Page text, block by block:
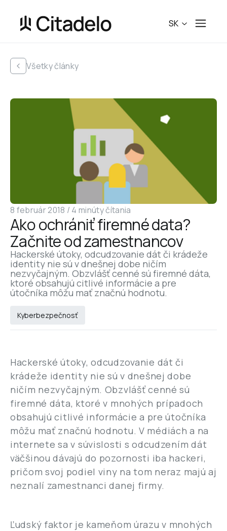
SK
Všetky články
8 február 2018 / 4 minúty čítania
Ako ochrániť firemné data?
Začnite od zamestnancov
Hackerské útoky, odcudzovanie dát či krádeže
identity nie sú v dnešnej dobe ničím
nezvyčajným. Obzvlášť cenné sú firemné dáta,
ktoré obsahujú citlivé informácie a pre
útočníka môžu mať značnú hodnotu.
Kyberbezpečnosť
Hackerské útoky, odcudzovanie dát či
krádeže identity nie sú v dnešnej dobe
ničím nezvyčajným. Obzvlášť cenné sú
firemné dáta, ktoré v mnohých prípadoch
obsahujú citlivé informácie a pre útočníka
môžu mať značnú hodnotu. V médiách a na
internete sa v súvislosti s odcudzením dát
väčšinou dávajú do pozornosti iba hackeri,
pričom svoj podiel viny na tom neraz majú aj
neznalí zamestnanci danej firmy.
Ľudský faktor je kameňom úrazu v mnohých